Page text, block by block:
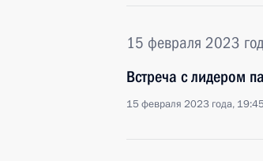
15 февраля 2023
Встреча с лидером
15 февраля 2023 года, 19:45